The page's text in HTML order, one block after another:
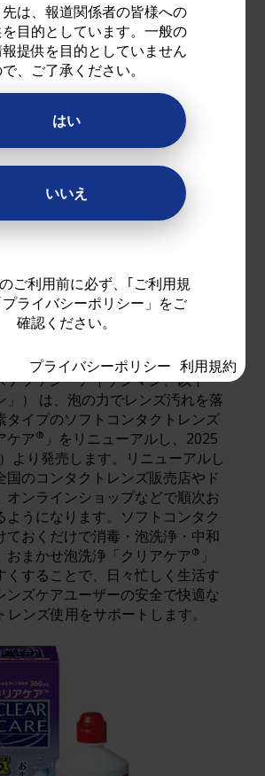
は、報道関係者の皆様への
目的としています。一般の
提供を目的としていません
、ご了承ください。
はい
いいえ
ご利用前に必ず、｢ご利用規
ライバシーポリシー」をご
確認ください。
プライバシーポリシー 利用規約
続コンタクトレンズケア用剤部
NO.1*1の「クリアケア」が、ユー
声を反映したレンズカップとパッ
のリニューアルにより、さらに使
果99％ の消毒効果で細菌を消毒
洗浄によりタンパク質汚れに加え
落とします*2,3
の紙の削減を期待
式会社 （本社: 東京都港区、代表
テファン・アイゲンマン、以下
」） は、泡の力でレンズ汚れを落
タイプのソフトコンタクトレンズ
ケア® 」をリニューアルし、2025
より発売します。リニューアルし
国のコンタクトレンズ販売店やド
オンラインショップなどで順次お
ようになります。ソフトコンタク
ておくだけで消毒・泡洗浄・中和
おまかせ泡洗浄「クリアケア® 」
くすることで、日々忙しく生活す
ンズケアユーザーの安全で快適な
レンズ使用をサポートします。